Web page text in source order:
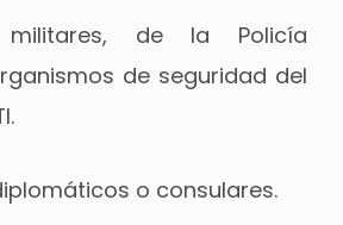
militares, de la Policía
de seguridad del
o consulares.